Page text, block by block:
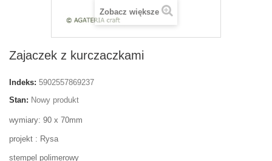
Zobacz większe
Zajaczek z kurczaczkami
Indeks: 5902557869237
Stan: Nowy produkt
wymiary: 90 x 70mm
projekt : Rysa
stempel polimerowy